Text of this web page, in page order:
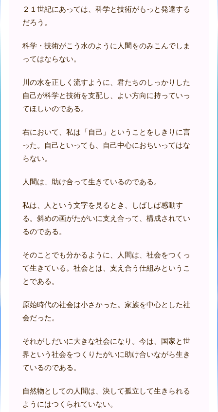
２１世紀にあっては、科学と技術がもっと発達する
だろう。
科学・技術がこう水のように人間をのみこんでしま
ってはならない。
川の水を正しく流すように、君たちのしっかりした
自己が科学と技術を支配し、よい方向に持っていっ
てほしいのである。
右において、私は「自己」ということをしきりに言
った。自己といっても、自己中心におちいってはな
らない。
人間は、助け合って生きているのである。
私は、人という文字を見るとき、しばしば感動す
る。斜めの画がたがいに支え合って、構成されてい
るのである。
そのことでも分かるように、人間は、社会をつくっ
て生きている。社会とは、支え合う仕組みというこ
とである。
原始時代の社会は小さかった。家族を中心とした社
会だった。
それがしだいに大きな社会になり。今は、国家と世
界という社会をつくりたがいに助け合いながら生き
ているのである。
自然物としての人間は、決して孤立して生きられる
ようにはつくられていない。